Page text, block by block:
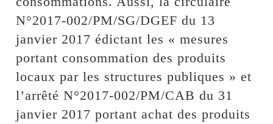
N°2017-002/PM/SG/DGEF du 13
janvier 2017 édictant les « mesures
portant consommation des produits
locaux par les structures publiques » et
l’arrêté N°2017-002/PM/CAB du 31
janvier 2017 portant achat des produits